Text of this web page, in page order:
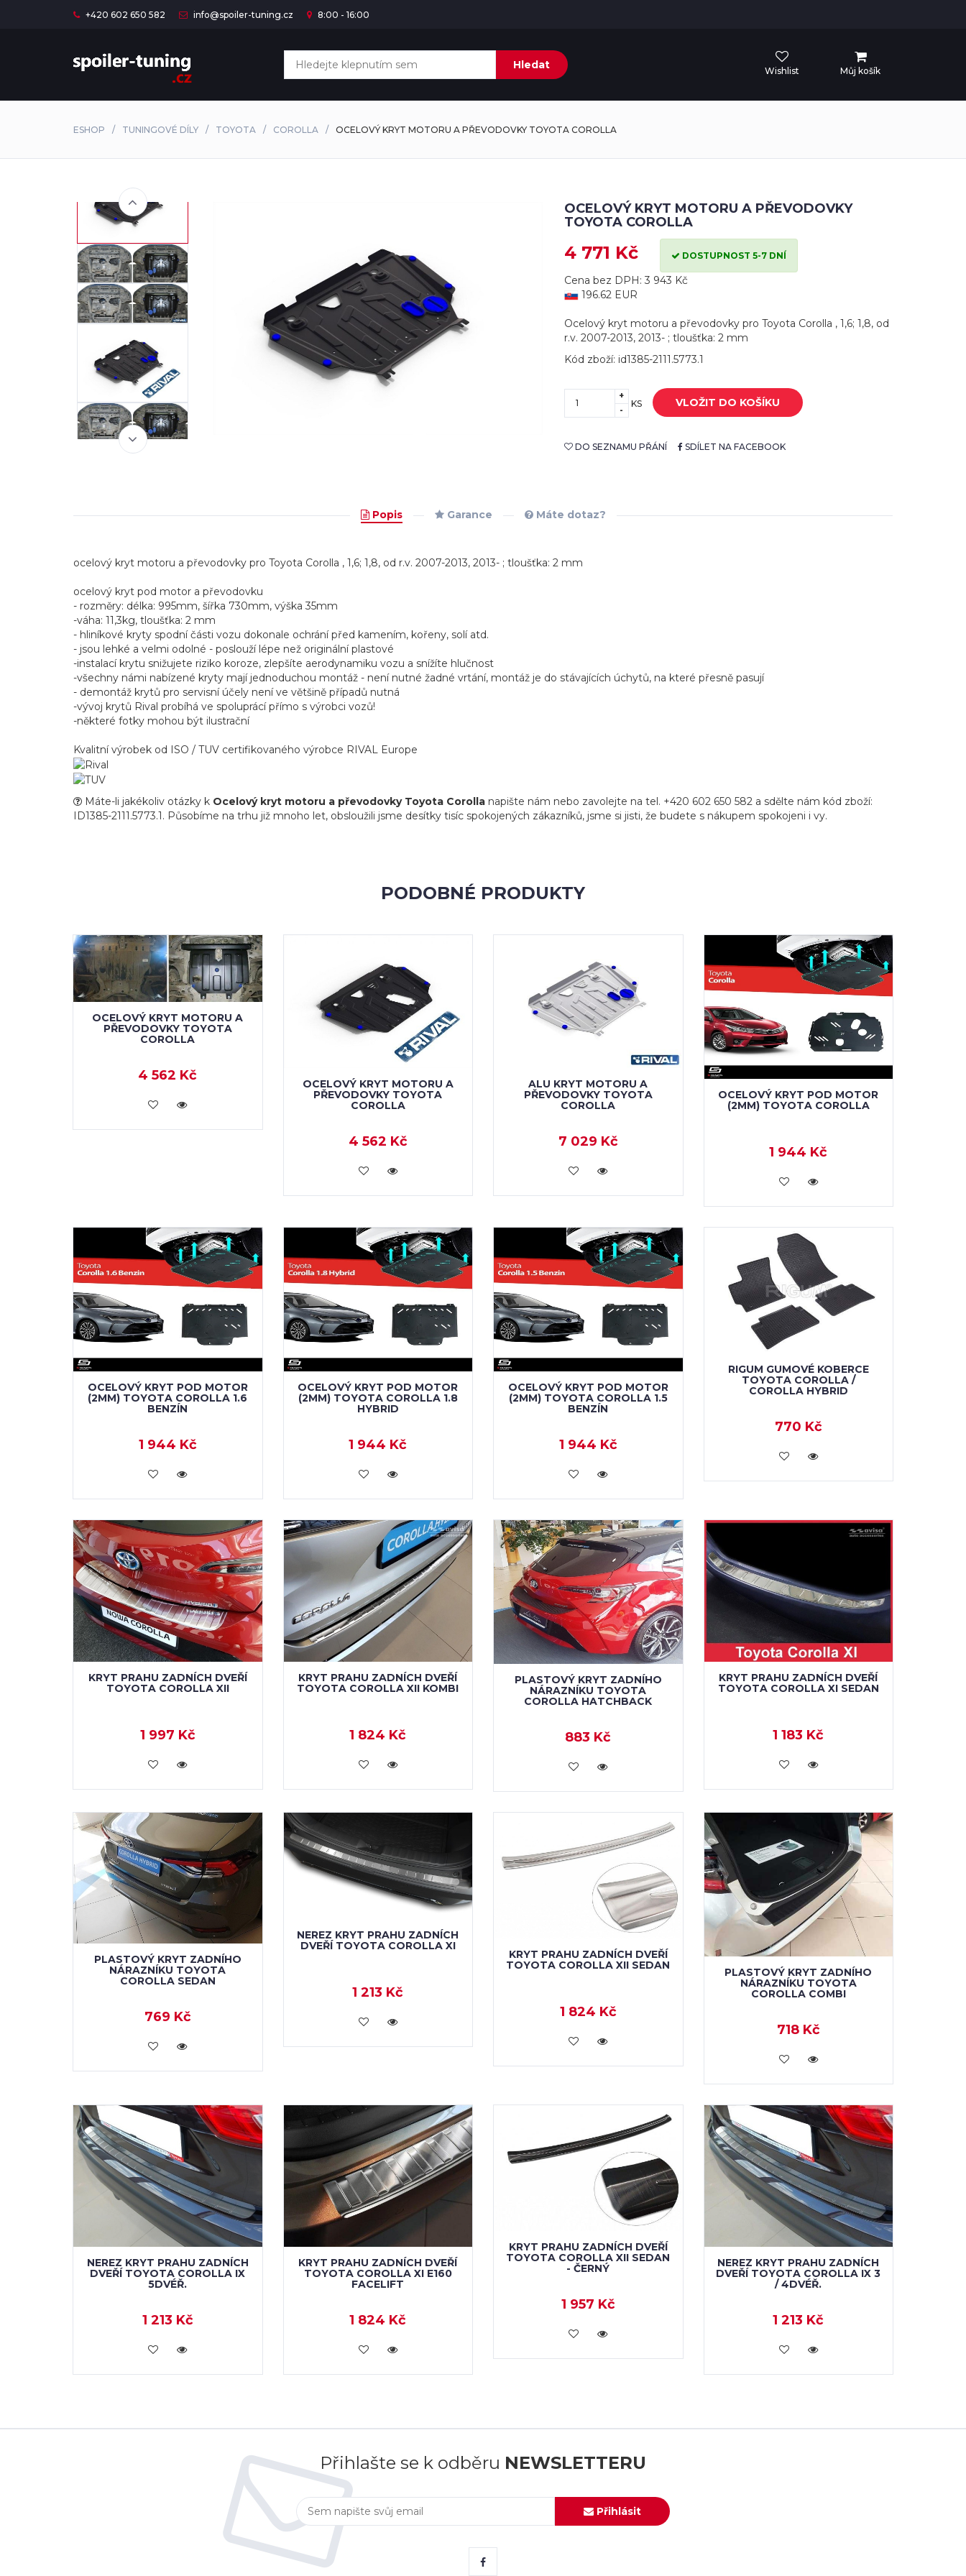
+420 602 650 582 info@spoiler-tuning.cz 8:00 - 16:00
Hledat Wishlist Můj košík
ESHOP TUNINGOVÉ DÍLY TOYOTA COROLLA OCELOVÝ KRYT MOTORU A PŘEVODOVKY TOYOTA COROLLA
OCELOVÝ KRYT MOTORU A PŘEVODOVKY
TOYOTA COROLLA
4 771 Kč DOSTUPNOST 5-7 DNÍ
Cena bez DPH: 3 943 Kč
196.62 EUR
Ocelový kryt motoru a převodovky pro Toyota Corolla , 1,6; 1,8, od
r.v. 2007-2013, 2013- ; tloušťka: 2 mm
Kód zboží: id1385-2111.5773.1
+
-
KS VLOŽIT DO KOŠÍKU
DO SEZNAMU PŘÁNÍ SDÍLET NA FACEBOOK
Popis Garance Máte dotaz?
ocelový kryt motoru a převodovky pro Toyota Corolla , 1,6; 1,8, od r.v. 2007-2013, 2013- ; tloušťka: 2 mm
ocelový kryt pod motor a převodovku
- rozměry: délka: 995mm, šířka 730mm, výška 35mm
-váha: 11,3kg, tloušťka: 2 mm
- hliníkové kryty spodní části vozu dokonale ochrání před kamením, kořeny, solí atd.
- jsou lehké a velmi odolné - poslouží lépe než originální plastové
-instalací krytu snižujete riziko koroze, zlepšíte aerodynamiku vozu a snížíte hlučnost
-všechny námi nabízené kryty mají jednoduchou montáž - není nutné žadné vrtání, montáž je do stávajících úchytů, na které přesně pasují
- demontáž krytů pro servisní účely není ve většině případů nutná
-vývoj krytů Rival probíhá ve spoluprácí přímo s výrobci vozů!
-některé fotky mohou být ilustrační
Kvalitní výrobek od ISO / TUV certifikovaného výrobce RIVAL Europe
Máte-li jakékoliv otázky k Ocelový kryt motoru a převodovky Toyota Corolla napište nám nebo zavolejte na tel. +420 602 650 582 a sdělte nám kód zboží:
ID1385-2111.5773.1. Působíme na trhu již mnoho let, obsloužili jsme desítky tisíc spokojených zákazníků, jsme si jisti, že budete s nákupem spokojeni i vy.
PODOBNÉ PRODUKTY
OCELOVÝ KRYT MOTORU A
PŘEVODOVKY TOYOTA
COROLLA
4 562 Kč
KOUPIT
OCELOVÝ KRYT MOTORU A
PŘEVODOVKY TOYOTA
COROLLA
4 562 Kč
KOUPIT
ALU KRYT MOTORU A
PŘEVODOVKY TOYOTA
COROLLA
7 029 Kč
KOUPIT
OCELOVÝ KRYT POD MOTOR
(2MM) TOYOTA COROLLA
1 944 Kč
KOUPIT
OCELOVÝ KRYT POD MOTOR
(2MM) TOYOTA COROLLA 1.6
BENZÍN
1 944 Kč
KOUPIT
OCELOVÝ KRYT POD MOTOR
(2MM) TOYOTA COROLLA 1.8
HYBRID
1 944 Kč
KOUPIT
OCELOVÝ KRYT POD MOTOR
(2MM) TOYOTA COROLLA 1.5
BENZÍN
1 944 Kč
KOUPIT
RIGUM GUMOVÉ KOBERCE
TOYOTA COROLLA /
COROLLA HYBRID
770 Kč
KOUPIT
KRYT PRAHU ZADNÍCH DVEŘÍ
TOYOTA COROLLA XII
1 997 Kč
KOUPIT
KRYT PRAHU ZADNÍCH DVEŘÍ
TOYOTA COROLLA XII KOMBI
1 824 Kč
KOUPIT
PLASTOVÝ KRYT ZADNÍHO
NÁRAZNÍKU TOYOTA
COROLLA HATCHBACK
883 Kč
KOUPIT
KRYT PRAHU ZADNÍCH DVEŘÍ
TOYOTA COROLLA XI SEDAN
1 183 Kč
KOUPIT
PLASTOVÝ KRYT ZADNÍHO
NÁRAZNÍKU TOYOTA
COROLLA SEDAN
769 Kč
KOUPIT
NEREZ KRYT PRAHU ZADNÍCH
DVEŘÍ TOYOTA COROLLA XI
1 213 Kč
KOUPIT
KRYT PRAHU ZADNÍCH DVEŘÍ
TOYOTA COROLLA XII SEDAN
1 824 Kč
KOUPIT
PLASTOVÝ KRYT ZADNÍHO
NÁRAZNÍKU TOYOTA
COROLLA COMBI
718 Kč
KOUPIT
NEREZ KRYT PRAHU ZADNÍCH
DVEŘÍ TOYOTA COROLLA IX
5DVÉŘ.
1 213 Kč
KOUPIT
KRYT PRAHU ZADNÍCH DVEŘÍ
TOYOTA COROLLA XI E160
FACELIFT
1 824 Kč
KOUPIT
KRYT PRAHU ZADNÍCH DVEŘÍ
TOYOTA COROLLA XII SEDAN
- ČERNÝ
1 957 Kč
KOUPIT
NEREZ KRYT PRAHU ZADNÍCH
DVEŘÍ TOYOTA COROLLA IX 3
/ 4DVÉŘ.
1 213 Kč
KOUPIT
Přihlašte se k odběru NEWSLETTERU
Přihlásit